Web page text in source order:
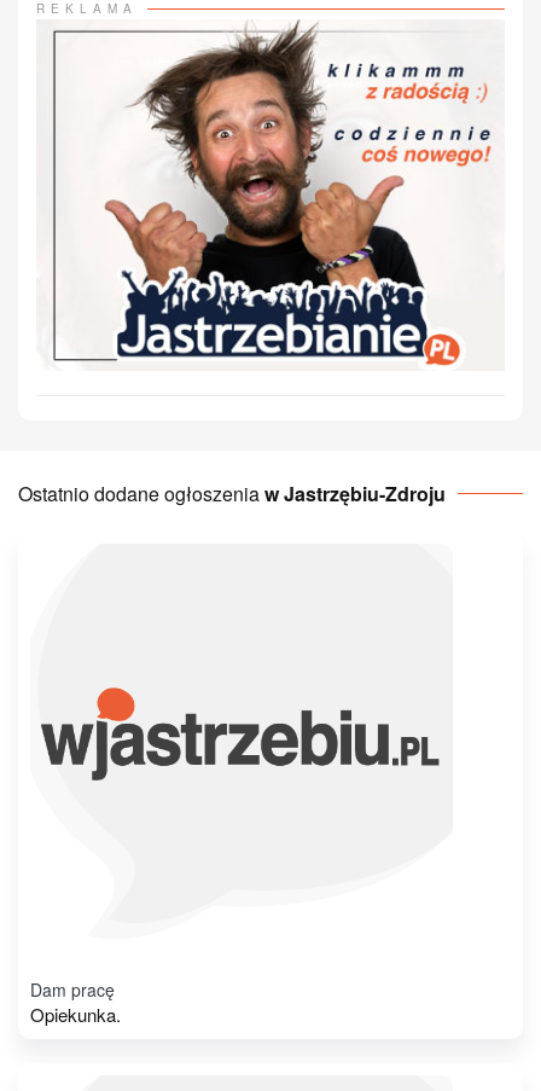
REKLAMA
Ostatnio dodane ogłoszeniaw Jastrzębiu-Zdroju
Dam pracę
Opiekunka.